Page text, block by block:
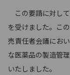
この要請に対し
を受けました。こ
売責任者会議にお
な医薬品の製造管
いたしました。